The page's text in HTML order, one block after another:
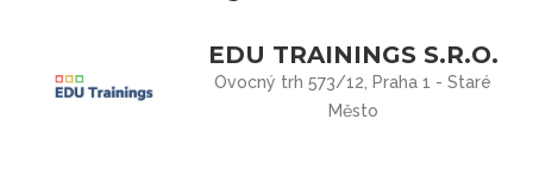
EDU TRAININGS S.R.O.
Ovocný trh 573/12, Praha 1 - Staré
Město